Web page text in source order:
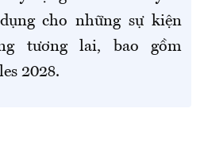
cho những sự kiện
tương lai, bao gồm
2028.